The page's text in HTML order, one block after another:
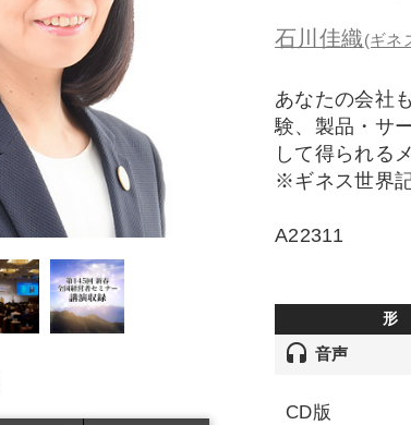
石川佳織(ギネ
あなたの会社
験、製品・サ
して得られる
※ギネス世界
A22311
形
headset 音声
CD版